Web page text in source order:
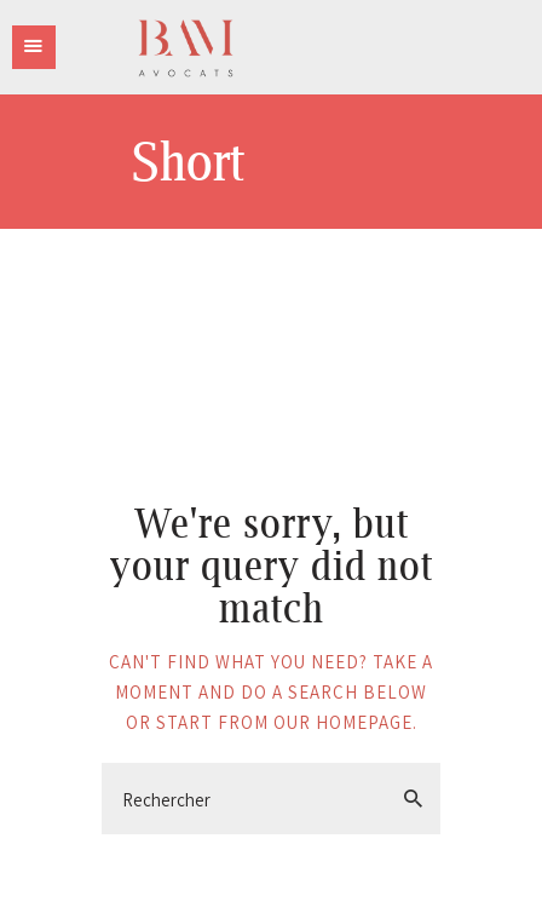
Short
LES DOMAINES
We're sorry, but
your query did not
match
CAN'T FIND WHAT YOU NEED? TAKE A
MOMENT AND DO A SEARCH BELOW
OR START FROM OUR HOMEPAGE.